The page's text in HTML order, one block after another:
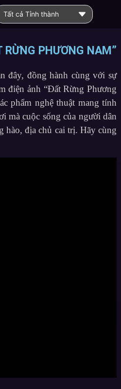
Tất cả Tỉnh thành
PHƯƠNG NAM”
đây, đồng hành cùng với sự
điện ảnh “Đất Rừng Phương
phẩm nghệ thuật mang tính
mà cuộc sống của người dân
hào, địa chủ cai trị. Hãy cùng